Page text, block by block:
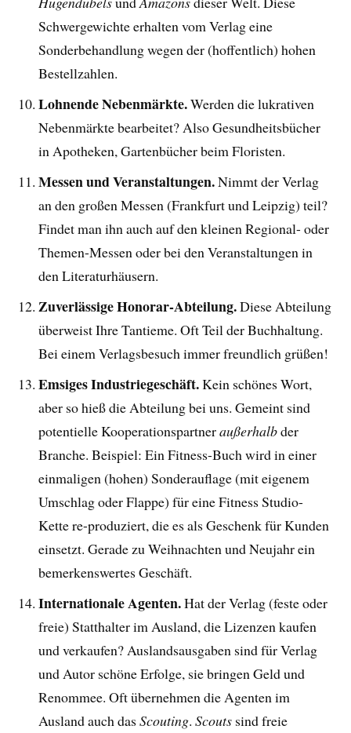
Schwergewichte erhalten vom Verlag eine
Sonderbehandlung wegen der (hoffentlich) hohen
Bestellzahlen.
Lohnende Nebenmärkte.Werden die lukrativen
Nebenmärkte bearbeitet? Also Gesundheitsbücher
in Apotheken, Gartenbücher beim Floristen.
Messen und Veranstaltungen.Nimmt der Verlag
an den großen Messen (Frankfurt und Leipzig) teil?
Findet man ihn auch auf den kleinen Regional- oder
Themen-Messen oder bei den Veranstaltungen in
den Literaturhäusern.
Zuverlässige Honorar-Abteilung.Diese Abteilung
überweist Ihre Tantieme. Oft Teil der Buchhaltung.
Bei einem Verlagsbesuch immer freundlich grüßen!
Emsiges Industriegeschäft.Kein schönes Wort,
aber so hieß die Abteilung bei uns. Gemeint sind
potentielle Kooperationspartneraußerhalbder
Branche. Beispiel: Ein Fitness-Buch wird in einer
einmaligen (hohen) Sonderauflage (mit eigenem
Umschlag oder Flappe) für eine Fitness Studio-
Kette re-produziert, die es als Geschenk für Kunden
einsetzt. Gerade zu Weihnachten und Neujahr ein
bemerkenswertes Geschäft.
Internationale Agenten.Hat der Verlag (feste oder
freie) Statthalter im Ausland, die Lizenzen kaufen
und verkaufen? Auslandsausgaben sind für Verlag
und Autor schöne Erfolge, sie bringen Geld und
Renommee. Oft übernehmen die Agenten im
Ausland auch dasScouting.Scouts sind freie